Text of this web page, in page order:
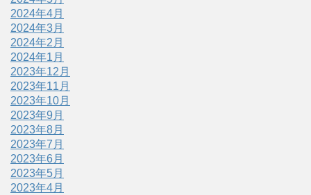
2024年4月
2024年3月
2024年2月
2024年1月
2023年12月
2023年11月
2023年10月
2023年9月
2023年8月
2023年7月
2023年6月
2023年5月
2023年4月